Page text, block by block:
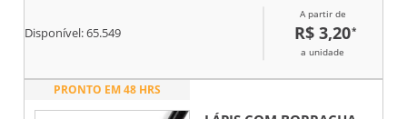
Disponível:65.549
A partir de
R$ 3,20*
a unidade
PRONTO EM 48 HRS